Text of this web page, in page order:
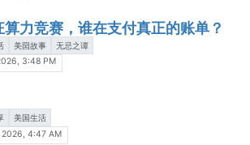
算力竞赛，谁在支付真正的账单？
美囶故事 无忌之谭
3:48 PM
美国生活
2026, 4:47 AM